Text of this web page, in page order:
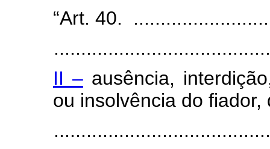
“Art. 40.
II –ausência,
ou insolvência do